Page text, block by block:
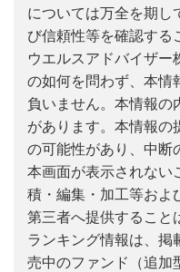
については万全を期し
び信頼性等を確認する
ウエルスアドバイザー
の如何を問わず、本情
負いません。本情報の
があります。本情報の
の可能性があり、中断
本画面が表示されない
積・編集・加工等およ
第三者へ提供すること
ランキング情報は、掲
売中のファンド（追加